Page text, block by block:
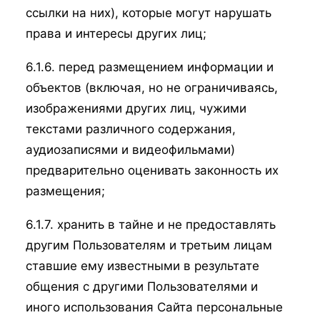
ссылки на них), которые могут нарушать
права и интересы других лиц;
6.1.6. перед размещением информации и
объектов (включая, но не ограничиваясь,
изображениями других лиц, чужими
текстами различного содержания,
аудиозаписями и видеофильмами)
предварительно оценивать законность их
размещения;
6.1.7. хранить в тайне и не предоставлять
другим Пользователям и третьим лицам
ставшие ему известными в результате
общения с другими Пользователями и
иного использования Сайта персональные